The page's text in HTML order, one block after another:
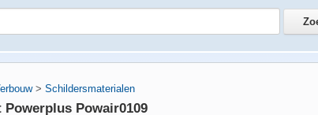
> Schildersmaterialen
Powair0109